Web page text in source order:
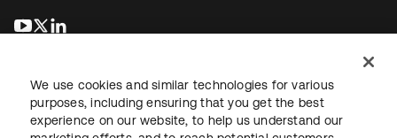
wird in einer neuen Registerkarte geöffnet
wird in einer neuen Registerkarte geöffnet
We use cookies and similar technologies for various
purposes, including ensuring that you get the best
experience on our website, to help us understand our